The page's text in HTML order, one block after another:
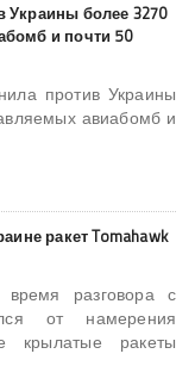
Украины более 3270
и почти 50
против Украины
авиабомб и
ракет Tomahawk
разговора с
от намерения
крылатые ракеты